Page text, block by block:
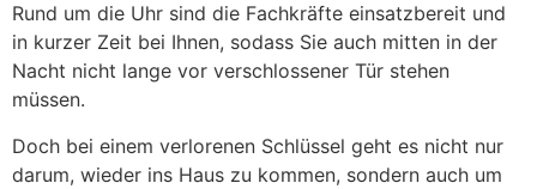
Rund um die Uhr sind die Fachkräfte einsatzbereit und
in kurzer Zeit bei Ihnen, sodass Sie auch mitten in der
Nacht nicht lange vor verschlossener Tür stehen
müssen.
Doch bei einem verlorenen Schlüssel geht es nicht nur
darum, wieder ins Haus zu kommen, sondern auch um